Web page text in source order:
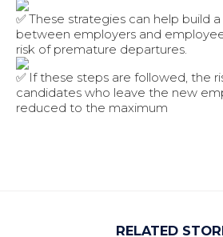
These strategies can help build
between employers and
risk of premature departures.
If these steps are followed, the
candidates who leave the new
reduced to the maximum
RELATED